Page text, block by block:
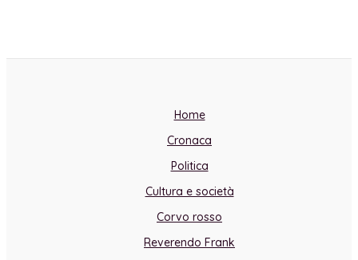
Home
Cronaca
Politica
Cultura e società
Corvo rosso
Reverendo Frank